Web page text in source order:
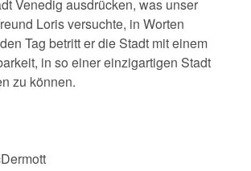
Venedig ausdrücken, was unser
Loris versuchte, in Worten
Tag betritt er die Stadt mit einem
in so einer einzigartigen Stadt
zu können.